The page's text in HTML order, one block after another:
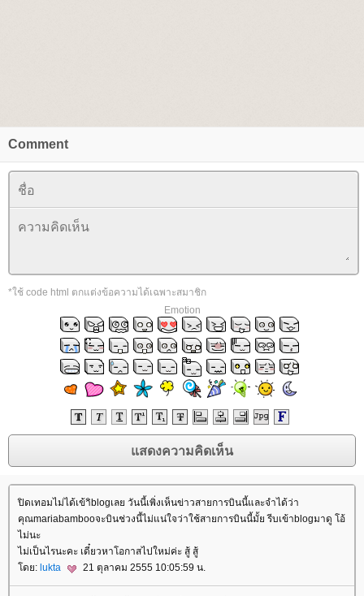
Comment
*ใช้ code html ตกแต่งข้อความได้เฉพาะสมาชิก
Emotion
ปิดเทอมไม่ได้เข้าิblogเลย วันนี้เพิ่งเห็นข่าวสายการบินนี้และจำได้ว่า
คุณmariabambooจะบินช่วงนี้ไม่แน่ใจว่าใช้สายการบินนี้มั้ย รีบเข้าblogมาดู โอ้
ไม่นะ
ไม่เป็นไรนะคะ เดี๋ยวหาโอกาสไปใหม่ค่ะ สู้ สู้
ดย: lukta 21 ตุลาคม 2555 10:05:59 น.